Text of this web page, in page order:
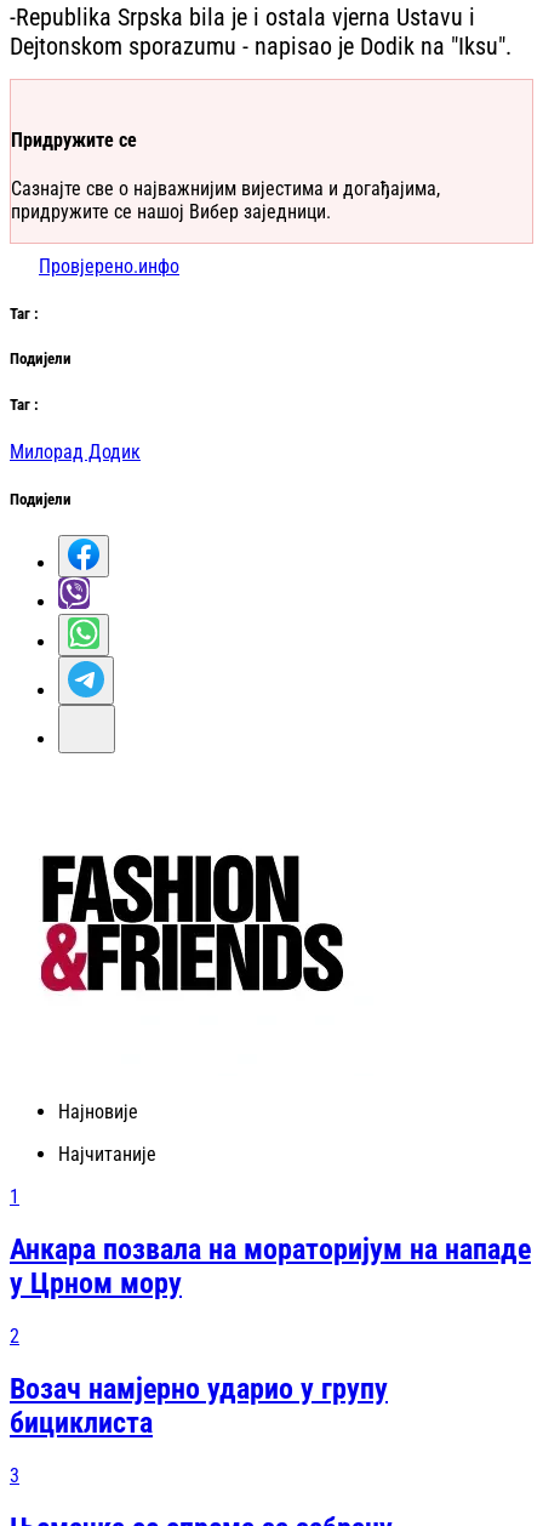
-Republika Srpska bila je i ostala vjerna Ustavu i
Dejtonskom sporazumu - napisao je Dodik na "Iksu".
Придружите се
Сазнајте све о најважнијим вијестима и догађајима,
придружите се нашој Вибер заједници.
Провјерено.инфо
Таг :
Подијели
Таг :
Милорад Додик
Подијели
Најновије
Најчитаније
1
Анкара позвала на мораторијум на нападе
у Црном мору
2
Возач намјерно ударио у групу
бициклиста
3